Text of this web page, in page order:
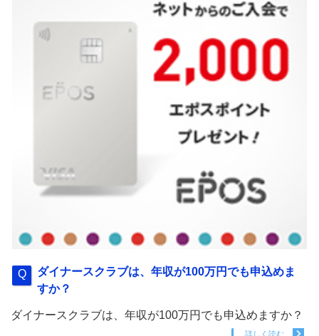
ダイナースクラブは、年収が100万円でも申込めま
すか？
ダイナースクラブは、年収が100万円でも申込めますか？
詳しく読む